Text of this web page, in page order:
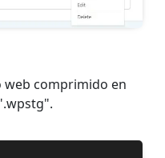
web comprimido en